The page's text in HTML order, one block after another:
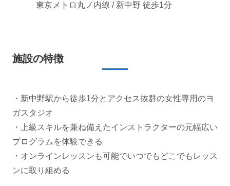
東京メトロ丸ノ内線 / 新中野 徒歩1分
施設の特徴
・新中野駅から徒歩1分とアクセス抜群の女性専用のヨ
ガスタジオ
・上級スキルを兼ね備えたインストラクターの元幅広い
プログラムを体験できる
・オンラインレッスンも可能でいつでもどこでもレッス